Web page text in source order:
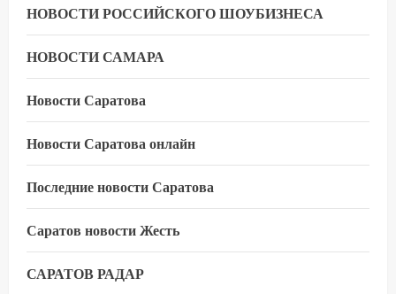
НОВОСТИ РОССИЙСКОГО ШОУБИЗНЕСА
НОВОСТИ САМАРА
Новости Саратова
Новости Саратова онлайн
Последние новости Саратова
Саратов новости Жесть
САРАТОВ РАДАР